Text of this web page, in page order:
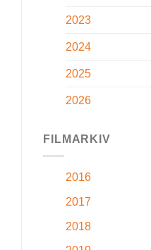
2023
2024
2025
2026
FILMARKIV
2016
2017
2018